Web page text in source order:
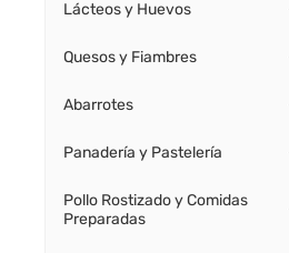
Lácteos y Huevos
Quesos y Fiambres
Abarrotes
Panadería y Pastelería
Pollo Rostizado y Comidas
Preparadas